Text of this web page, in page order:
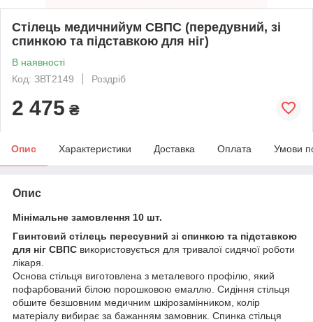
Стілець медичнийум СВПC (передувний, зі
спинкою та підставкою для ніг)
В наявності
Код: ЗВТ2149
Роздріб
2 475 ₴
Опис Характеристики Доставка Оплата Умови
Опис
Мінімальне замовлення 10 шт.
Гвинтовий стілець пересувний зі спинкою та підставкою
для ніг СВПС використовується для тривалої сидячої роботи
лікаря.
Основа стільця виготовлена з металевого профілю, який
пофарбований білою порошковою емаллю. Сидіння стільця
обшите безшовним медичним шкірозамінником, колір
матеріалу вибирає за бажанням замовник. Спинка стільця